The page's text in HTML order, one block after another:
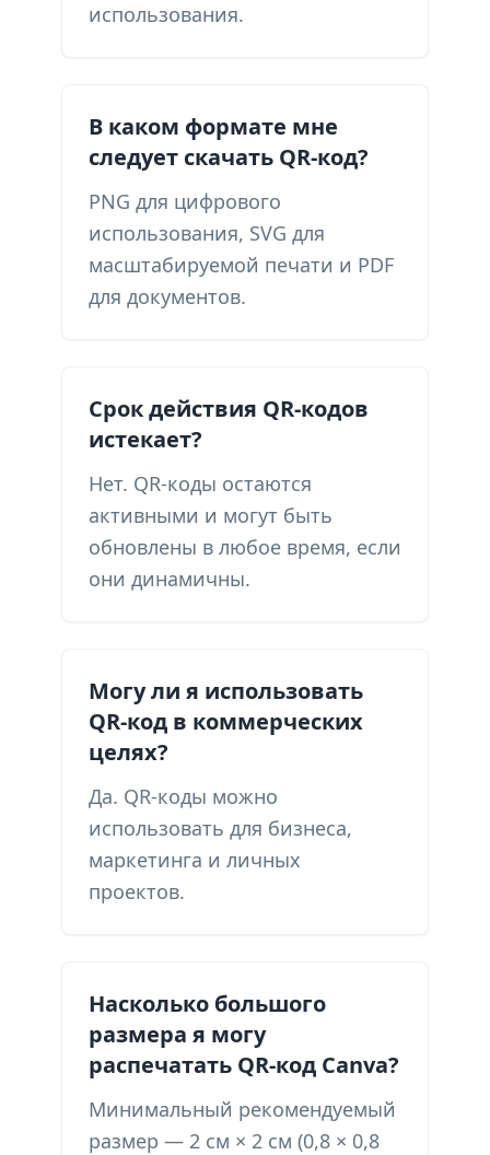
использования.
В каком формате мне
следует скачать QR-код?
PNG для цифрового
использования, SVG для
масштабируемой печати и PDF
для документов.
Срок действия QR-кодов
истекает?
Нет. QR-коды остаются
активными и могут быть
обновлены в любое время, если
они динамичны.
Могу ли я использовать
QR-код в коммерческих
целях?
Да. QR-коды можно
использовать для бизнеса,
маркетинга и личных
проектов.
Насколько большого
размера я могу
распечатать QR-код Canva?
Минимальный рекомендуемый
размер — 2 см × 2 см (0,8 × 0,8